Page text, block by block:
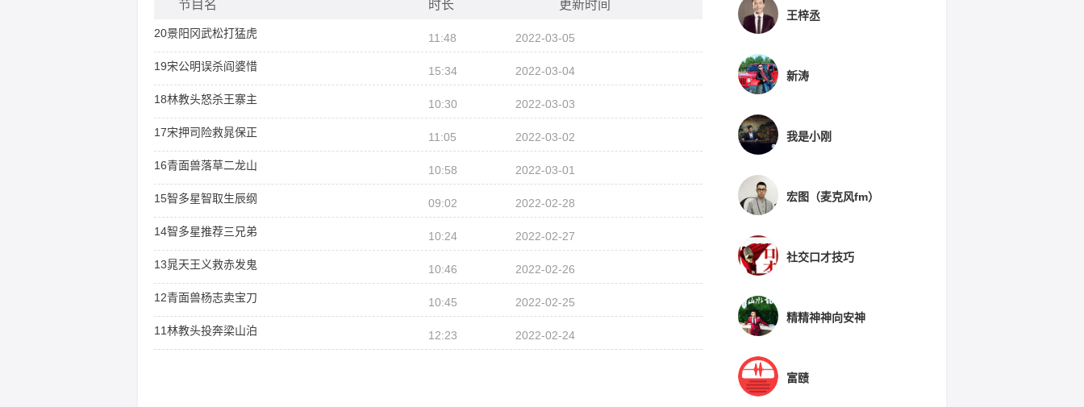
梦》，又从事播音主持艺
红楼与您分享自己对《红
楼梦》的理解。本人以
蓝本进行改编，加入自己
望您赞赏有加，只是供您
节目名 时长 更新时间
20景阳冈武松打猛虎 11:48 2022-03-05
19宋公明误杀阎婆惜 15:34 2022-03-04
18林教头怒杀王寨主 10:30 2022-03-03
17宋押司险救晁保正 11:05 2022-03-02
16青面兽落草二龙山 10:58 2022-03-01
15智多星智取生辰纲 09:02 2022-02-28
14智多星推荐三兄弟 10:24 2022-02-27
13晁天王义救赤发鬼 10:46 2022-02-26
12青面兽杨志卖宝刀 10:45 2022-02-25
11林教头投奔梁山泊 12:23 2022-02-24
王梓丞
新涛
我是小刚
宏图（麦克风fm）
社交口才技巧
精精神神向安神
富赜